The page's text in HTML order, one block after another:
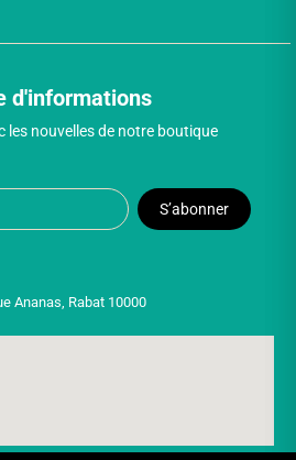
d'informations
les nouvelles de notre boutique
S’abonner
Ananas, Rabat 10000